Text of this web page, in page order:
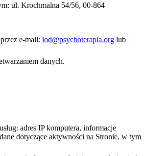
ul. Krochmalna 54/56, 00-864
e-mail: iod@psychoterapia.org lub
danych.
adres IP komputera, informacje
dotyczące aktywności na Stronie, w tym